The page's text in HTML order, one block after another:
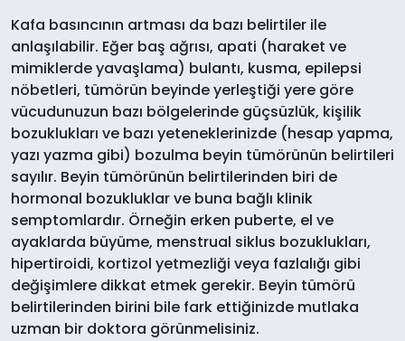
Kafa basıncının artması da bazı belirtiler ile
anlaşılabilir. Eğer baş ağrısı, apati (haraket ve
mimiklerde yavaşlama) bulantı, kusma, epilepsi
nöbetleri, tümörün beyinde yerleştiği yere göre
vücudunuzun bazı bölgelerinde güçsüzlük, kişilik
bozuklukları ve bazı yeteneklerinizde (hesap yapma,
yazı yazma gibi) bozulma beyin tümörünün belirtileri
sayılır. Beyin tümörünün belirtilerinden biri de
hormonal bozukluklar ve buna bağlı klinik
semptomlardır. Örneğin erken puberte, el ve
ayaklarda büyüme, menstrual siklus bozuklukları,
hipertiroidi, kortizol yetmezliği veya fazlalığı gibi
değişimlere dikkat etmek gerekir. Beyin tümörü
belirtilerinden birini bile fark ettiğinizde mutlaka
uzman bir doktora görünmelisiniz.